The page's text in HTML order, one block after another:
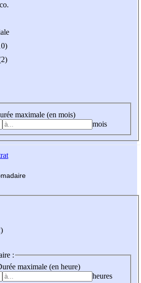
maximale (en mois)
mois
madaire
:
maximale (en heure)
heures